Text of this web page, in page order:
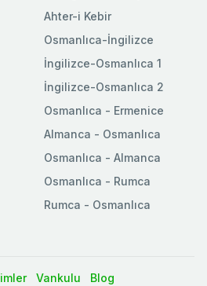
Ahter-i Kebir
Osmanlıca-İngilizce
İngilizce-Osmanlıca 1
İngilizce-Osmanlıca 2
Osmanlıca - Ermenice
Almanca - Osmanlıca
Osmanlıca - Almanca
Osmanlıca - Rumca
Rumca - Osmanlıca
Vankulu Blog